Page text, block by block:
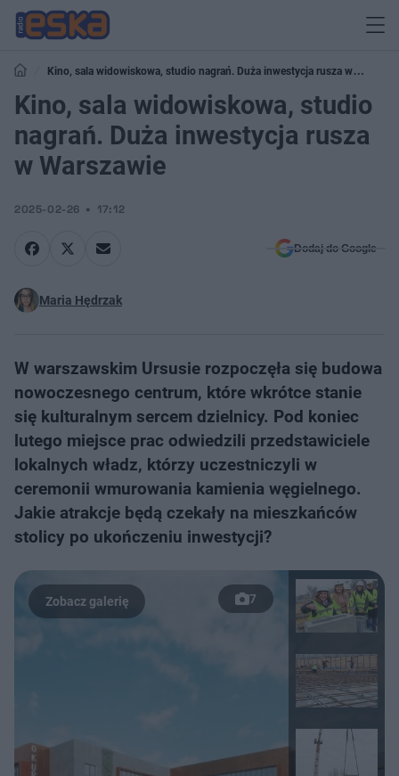
Kino, sala widowiskowa, studio nagrań. Duża inwestycja rusza w
Warszawie
Kino, sala widowiskowa, studio
nagrań. Duża inwestycja rusza
w Warszawie
2025-02-26 17:12
Dodaj do Google
Maria Hędrzak
W warszawskim Ursusie rozpoczęła się budowa
nowoczesnego centrum, które wkrótce stanie
się kulturalnym sercem dzielnicy. Pod koniec
lutego miejsce prac odwiedzili przedstawiciele
lokalnych władz, którzy uczestniczyli w
ceremonii wmurowania kamienia węgielnego.
Jakie atrakcje będą czekały na mieszkańców
stolicy po ukończeniu inwestycji?
7